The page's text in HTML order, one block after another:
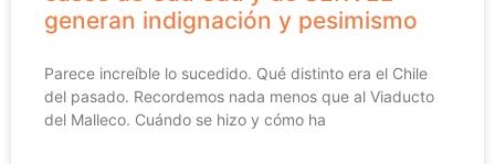
generan indignación y pesimismo
Parece increíble lo sucedido. Qué distinto era el Chile
del pasado. Recordemos nada menos que al Viaducto
del Malleco. Cuándo se hizo y cómo ha